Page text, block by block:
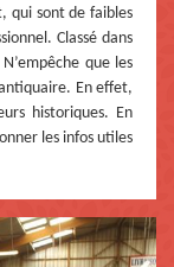
qui sont de faibles
Classé dans
que les
En effet,
historiques. En
les infos utiles